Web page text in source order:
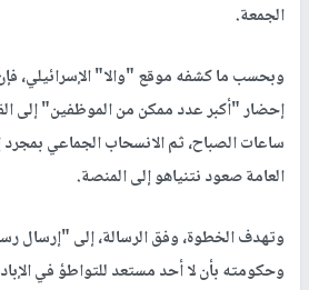
الجمعة.
وبحسب ما كشفه موقع "والا" الإسرائيلي،
إحضار "أكبر عدد ممكن من الموظفين" إلى
ساعات الصباح، ثم الانسحاب الجماعي
العامة صعود نتنياهو إلى المنصة.
وتهدف الخطوة، وفق الرسالة، إلى "إرسال
وحكومته بأن لا أحد مستعد للتواطؤ في